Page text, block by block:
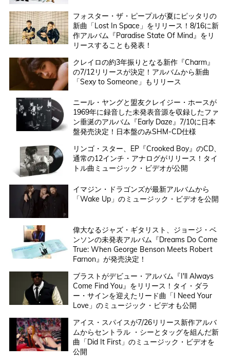
フォスター・ザ・ピープルが夏にピッタリの
新曲「Lost In Space」をリリース！8/16に新
作アルバム『Paradise State Of Mind』をリ
リースすることも発表！
クレイロの約3年振りとなる新作『Charm』
の7/12リリースが決定！アルバムから新曲
「Sexy to Someone」もリリース
ニール・ヤングと盟友クレイジー・ホースが
1969年に録音した未発表音源を収録したファ
ン垂涎のアルバム『Early Daze』7/10に日本
盤発売決定！日本盤のみSHM-CD仕様
リンゴ・スター、EP『Crooked Boy』のCD、
通常の12インチ・アナログがリリース！タイ
トル曲ミュージック・ビデオが公開
イマジン・ドラゴンズが最新アルバムから
「Wake Up」のミュージック・ビデオを公開
偉大なるジャズ・ギタリスト、ジョージ・ベ
ンソンの未発表アルバム『Dreams Do Come
True: When George Benson Meets Robert
Farnon』が発売決定！
ブラストがデビュー・アルバム『I'll Always
Come Find You』をリリース！タイ・ダラ
ー・サインを迎えたリード曲「I Need Your
Love」のミュージック・ビデオも公開
アイス・スパイスが7/26リリース新作アルバ
ムからセントラル ・シーとタッグを組んだ新
曲「Did It First」のミュージック・ビデオを
公開